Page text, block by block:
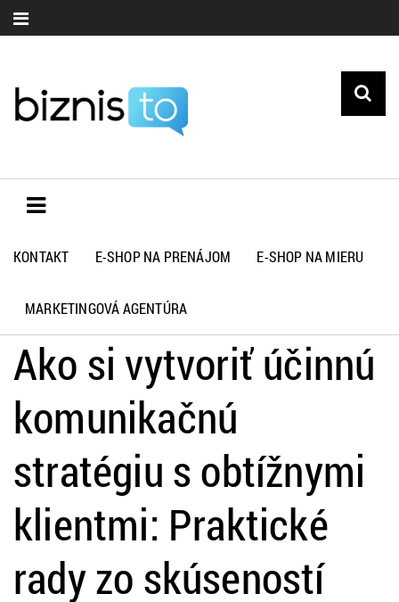
KONTAKT E-SHOP NA PRENÁJOM E-SHOP NA MIERU
MARKETINGOVÁ AGENTÚRA
slovenských podnikateľov
Ako si vytvoriť účinnú
komunikačnú
stratégiu s obtížnymi
klientmi: Praktické
rady zo skúseností